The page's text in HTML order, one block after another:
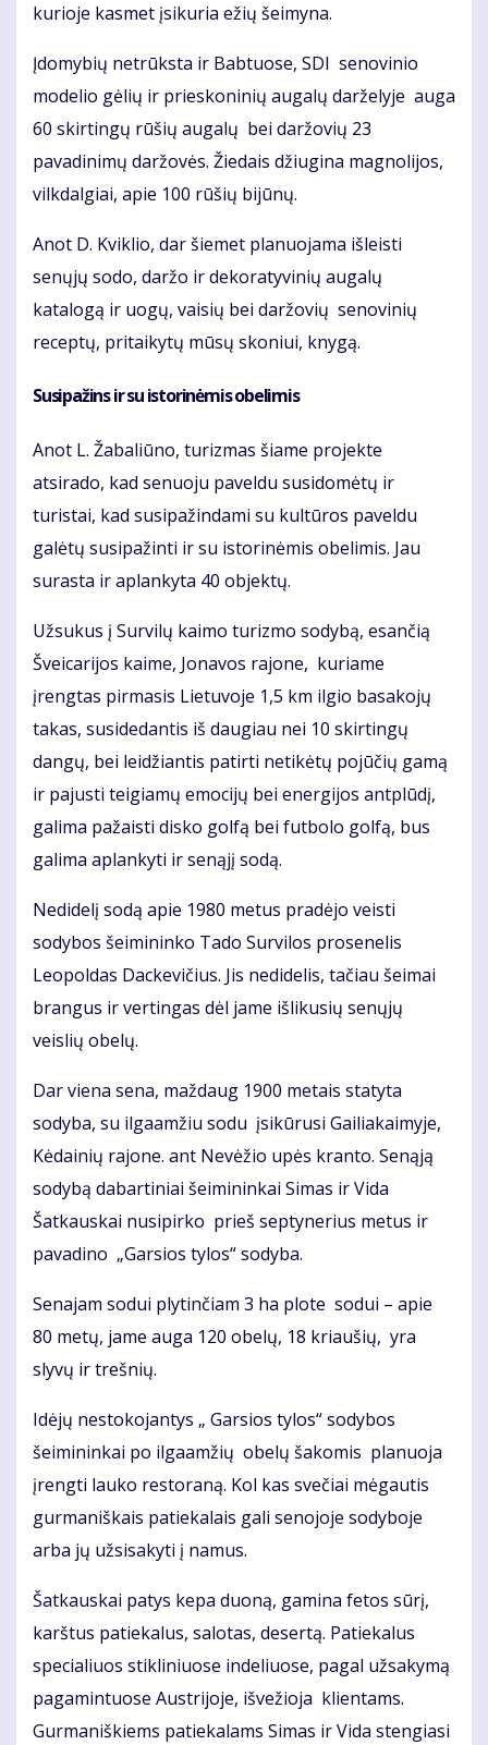
kurioje kasmet įsikuria ežių šeimyna.
Įdomybių netrūksta ir Babtuose, SDI senovinio
modelio gėlių ir prieskoninių augalų darželyje auga
60 skirtingų rūšių augalų bei daržovių 23
pavadinimų daržovės. Žiedais džiugina magnolijos,
vilkdalgiai, apie 100 rūšių bijūnų.
Anot D. Kviklio, dar šiemet planuojama išleisti
senųjų sodo, daržo ir dekoratyvinių augalų
katalogą ir uogų, vaisių bei daržovių senovinių
receptų, pritaikytų mūsų skoniui, knygą.
Susipažins ir su istorinėmis obelimis
Anot L. Žabaliūno, turizmas šiame projekte
atsirado, kad senuoju paveldu susidomėtų ir
turistai, kad susipažindami su kultūros paveldu
galėtų susipažinti ir su istorinėmis obelimis. Jau
surasta ir aplankyta 40 objektų.
Užsukus į Survilų kaimo turizmo sodybą, esančią
Šveicarijos kaime, Jonavos rajone, kuriame
įrengtas pirmasis Lietuvoje 1,5 km ilgio basakojų
takas, susidedantis iš daugiau nei 10 skirtingų
dangų, bei leidžiantis patirti netikėtų pojūčių gamą
ir pajusti teigiamų emocijų bei energijos antplūdį,
galima pažaisti disko golfą bei futbolo golfą, bus
galima aplankyti ir senąjį sodą.
Nedidelį sodą apie 1980 metus pradėjo veisti
sodybos šeimininko Tado Survilos prosenelis
Leopoldas Dackevičius. Jis nedidelis, tačiau šeimai
brangus ir vertingas dėl jame išlikusių senųjų
veislių obelų.
Dar viena sena, maždaug 1900 metais statyta
sodyba, su ilgaamžiu sodu įsikūrusi Gailiakaimyje,
Kėdainių rajone. ant Nevėžio upės kranto. Senąją
sodybą dabartiniai šeimininkai Simas ir Vida
Šatkauskai nusipirko prieš septynerius metus ir
pavadino „Garsios tylos“ sodyba.
Senajam sodui plytinčiam 3 ha plote sodui – apie
80 metų, jame auga 120 obelų, 18 kriaušių, yra
slyvų ir trešnių.
Idėjų nestokojantys „ Garsios tylos“ sodybos
šeimininkai po ilgaamžių obelų šakomis planuoja
įrengti lauko restoraną. Kol kas svečiai mėgautis
gurmaniškais patiekalais gali senojoje sodyboje
arba jų užsisakyti į namus.
Šatkauskai patys kepa duoną, gamina fetos sūrį,
karštus patiekalus, salotas, desertą. Patiekalus
specialiuos stikliniuose indeliuose, pagal užsakymą
pagamintuose Austrijoje, išvežioja klientams.
Gurmaniškiems patiekalams Simas ir Vida stengiasi